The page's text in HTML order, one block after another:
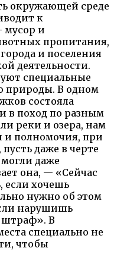
окружающей среде
к
мусор и
пропитания,
и поселения
деятельности.
специальные
природы. В одном
состояла
в поход по разным
реки и озера, нам
и полномочия, при
даже в черте
даже
она, — «Сейчас
если хочешь
нужно об этом
нарушишь
штраф». В
специально не
чтобы